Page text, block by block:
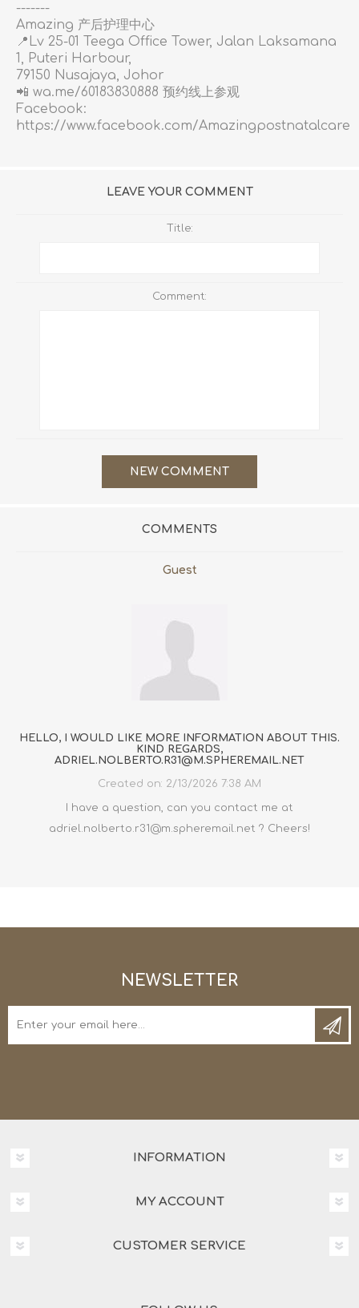
-------
Amazing 产后护理中心
📍Lv 25-01 Teega Office Tower, Jalan Laksamana
1, Puteri Harbour,
79150 Nusajaya, Johor
📲 wa.me/60183830888 预约线上参观
Facebook:
https://www.facebook.com/Amazingpostnatalcare
LEAVE YOUR COMMENT
Title:
Comment:
COMMENTS
Guest
HELLO, I WOULD LIKE MORE INFORMATION ABOUT THIS.
KIND REGARDS,
ADRIEL.NOLBERTO.R31@M.SPHEREMAIL.NET
Created on: 2/13/2026 7:38 AM
I have a question, can you contact me at
adriel.nolberto.r31@m.spheremail.net ? Cheers!
NEWSLETTER
INFORMATION
MY ACCOUNT
CUSTOMER SERVICE